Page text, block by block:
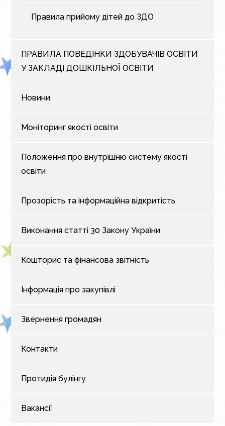
Правила прийому дітей до ЗДО
ПРАВИЛА ПОВЕДІНКИ ЗДОБУВАЧІВ ОСВІТИ
У ЗАКЛАДІ ДОШКІЛЬНОЇ ОСВІТИ
Новини
Моніторинг якості освіти
Положення про внутрішню систему якості
освіти
Прозорість та інформаційна відкритість
Виконання статті 30 Закону України
Кошторис та фінансова звітність
Інформація про закупівлі
Звернення громадян
Контакти
Протидія булінгу
Вакансії